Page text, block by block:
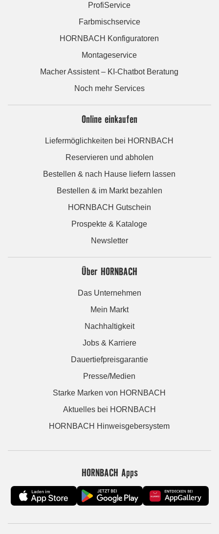
ProfiService
Farbmischservice
HORNBACH Konfiguratoren
Montageservice
Macher Assistent – KI-Chatbot Beratung
Noch mehr Services
Online einkaufen
Liefermöglichkeiten bei HORNBACH
Reservieren und abholen
Bestellen & nach Hause liefern lassen
Bestellen & im Markt bezahlen
HORNBACH Gutschein
Prospekte & Kataloge
Newsletter
Über HORNBACH
Das Unternehmen
Mein Markt
Nachhaltigkeit
Jobs & Karriere
Dauertiefpreisgarantie
Presse/Medien
Starke Marken von HORNBACH
Aktuelles bei HORNBACH
HORNBACH Hinweisgebersystem
HORNBACH Apps